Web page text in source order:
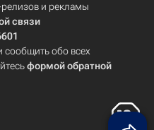
и рекламы
связи
сообщить обо всех
формой обратной